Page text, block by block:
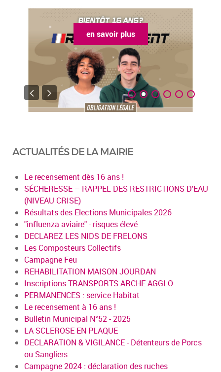
en savoir plus
ACTUALITÉS DE LA MAIRIE
Le recensement dès 16 ans !
SÉCHERESSE – RAPPEL DES RESTRICTIONS D'EAU
(NIVEAU CRISE)
Résultats des Elections Municipales 2026
"influenza aviaire" - risques élevé
DECLAREZ LES NIDS DE FRELONS
Les Composteurs Collectifs
Campagne Feu
REHABILITATION MAISON JOURDAN
Inscriptions TRANSPORTS ARCHE AGGLO
PERMANENCES : service Habitat
Le recensement à 16 ans !
Bulletin Municipal N°52 - 2025
LA SCLEROSE EN PLAQUE
DECLARATION & VIGILANCE - Détenteurs de Porcs
ou Sangliers
Campagne 2024 : déclaration des ruches